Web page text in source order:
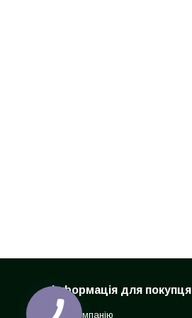
Інформація для покупця
Про компанію